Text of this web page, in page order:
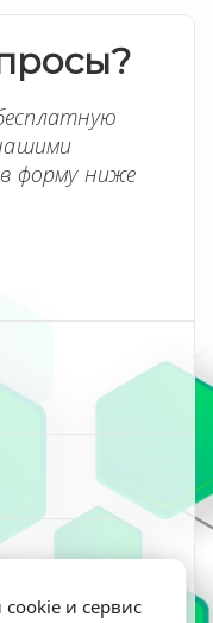
форму ниже
и сервис